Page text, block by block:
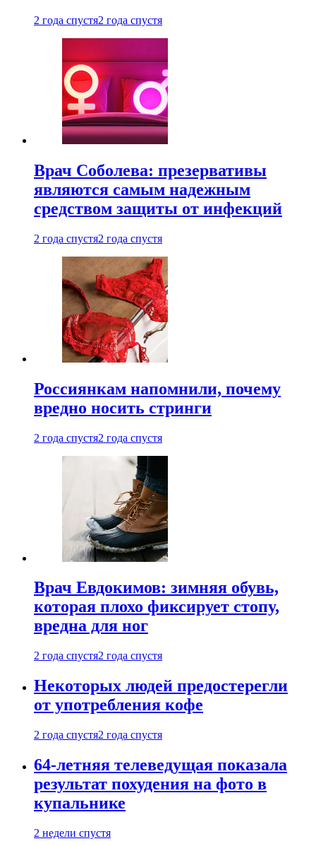
2 года спустя2 года спустя
Врач Соболева: презервативы
являются самым надежным
средством защиты от инфекций
2 года спустя2 года спустя
Россиянкам напомнили, почему
вредно носить стринги
2 года спустя2 года спустя
Врач Евдокимов: зимняя обувь,
которая плохо фиксирует стопу,
вредна для ног
2 года спустя2 года спустя
Некоторых людей предостерегли
от употребления кофе
2 года спустя2 года спустя
64-летняя телеведущая показала
результат похудения на фото в
купальнике
2 недели спустя